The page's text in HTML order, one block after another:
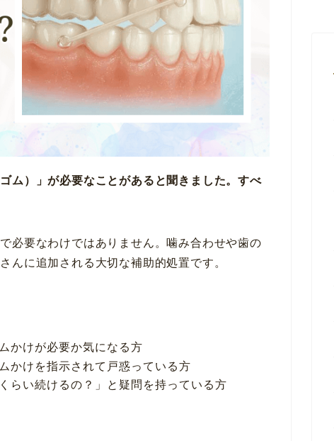
ム）」が必要なことがあると聞きました。すべ
必要なわけではありません。噛み合わせや歯の
んに追加される大切な補助的処置です。
かけが必要か気になる方
かけを指示されて戸惑っている方
らい続けるの？」と疑問を持っている方